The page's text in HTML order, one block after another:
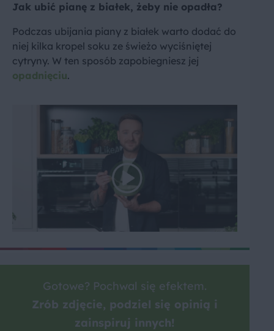
Jak ubić pianę z białek, żeby nie opadła?
Podczas ubijania piany z białek warto dodać do
niej kilka kropel soku ze świeżo wyciśniętej
cytryny. W ten sposób zapobiegniesz jej
opadnięciu.
Gotowe? Pochwal się efektem.
Zrób zdjęcie, podziel się opinią i
zainspiruj innych!